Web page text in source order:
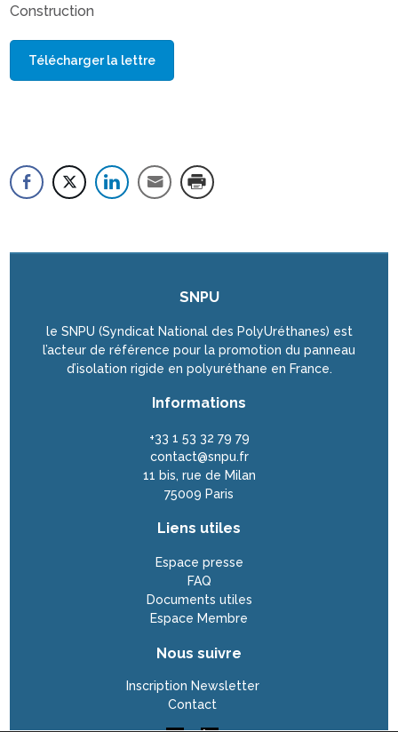
Construction
Télécharger la lettre
SNPU
le SNPU (Syndicat National des PolyUréthanes) est
l’acteur de référence pour la promotion du panneau
d’isolation rigide en polyuréthane en France.
Informations
+33 1 53 32 79 79
contact@snpu.fr
11 bis, rue de Milan
75009 Paris
Liens utiles
Espace presse
FAQ
Documents utiles
Espace Membre
Nous suivre
Inscription Newsletter
Contact